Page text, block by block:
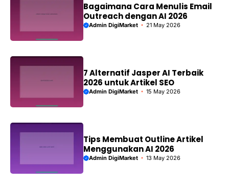
Bagaimana Cara Menulis Email
Outreach dengan AI 2026
Admin DigiMarket 21 May 2026
7 Alternatif Jasper AI Terbaik
2026 untuk Artikel SEO
Admin DigiMarket 15 May 2026
Tips Membuat Outline Artikel
Menggunakan AI 2026
Admin DigiMarket 13 May 2026